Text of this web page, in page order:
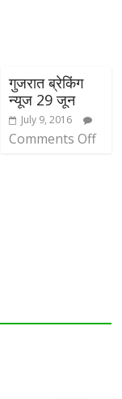
गुजरात ब्रेकिंग
न्यूज 29 जून
July 9, 2016
Comments Off